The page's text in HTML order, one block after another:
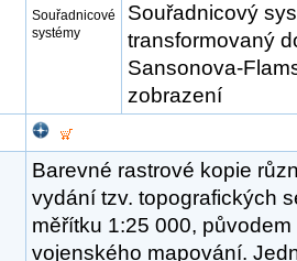
Souřadnicové
systémy
Souřadnicový
transformovaný
Sansonova-
zobrazení
Barevné rastrové kopie
vydání tzv. topografických
měřítku 1:25 000,
vojenského mapování.